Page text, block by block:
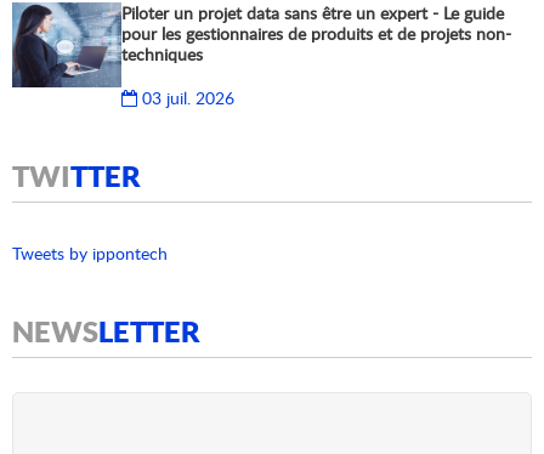
Piloter un projet data sans être un expert - Le guide
pour les gestionnaires de produits et de projets non-
techniques
03 juil. 2026
TWITTER
Tweets by ippontech
NEWSLETTER